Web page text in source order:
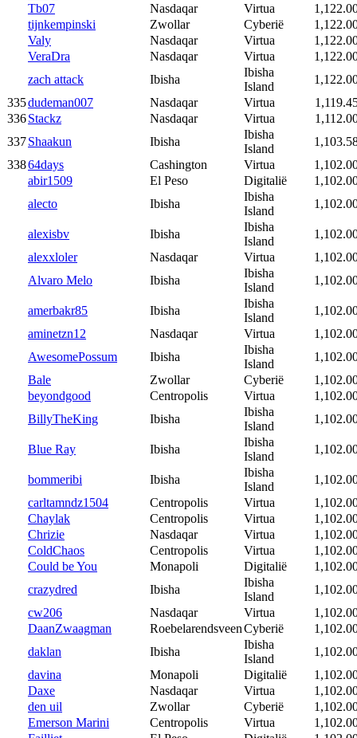
Tb07
Nasdaqar Virtua
tijnkempinski
Zwollar Cyberië
Valy
Nasdaqar Virtua
VeraDra
Nasdaqar Virtua
zach attack
Ibisha
Ibisha
Island
335dudeman007 Nasdaqar Virtua
336Stackz Nasdaqar Virtua
337Shaakun Ibisha
Ibisha
Island
33864days Cashington Virtua
abir1509
El Peso Digitalië
alecto
Ibisha
Ibisha
Island
alexisbv Ibisha
Ibisha
Island
alexxloler
Nasdaqar Virtua
Alvaro Melo
Ibisha
Ibisha
Island
amerbakr85 Ibisha
Ibisha
Island
aminetzn12
Nasdaqar Virtua
AwesomePossum
Ibisha
Ibisha
Island
Bale
Zwollar Cyberië
beyondgood
Centropolis Virtua
BillyTheKing
Ibisha
Ibisha
Island
Blue Ray Ibisha
Ibisha
Island
bommeribi Ibisha
Ibisha
Island
carltamndz1504
Centropolis Virtua
Chaylak
Centropolis Virtua
Chrizie
Nasdaqar Virtua
ColdChaos
Centropolis Virtua
Could be You
Monapoli Digitalië
crazydred
Ibisha
Ibisha
Island
cw206
Nasdaqar Virtua
DaanZwaagman
RoebelarendsveenCyberië
daklan
Ibisha
Ibisha
Island
davina
Monapoli Digitalië
Daxe
Nasdaqar Virtua
den uil
Zwollar Cyberië
Emerson Marini
Centropolis Virtua